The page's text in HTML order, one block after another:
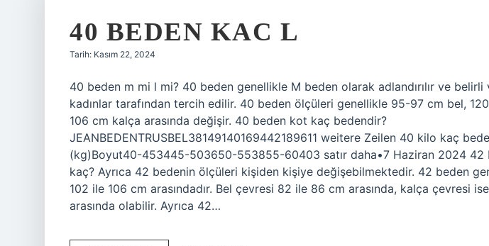
40 BEDEN KAC L
Tarih: Kasım 22, 2024
40 beden m mi l mi? 40 beden genellikle M beden olarak adlandırılır ve
kadınlar tarafından tercih edilir. 40 beden ölçüleri genellikle 95-97 cm bel,
106 cm kalça arasında değişir. 40 beden kot kaç bedendir?
JEANBEDENTRUSBEL38149140169442189611 weitere Zeilen 40 kilo kaç
(kg)Boyut40-453445-503650-553855-60403 satır daha•7 Haziran 2024 42
kaç? Ayrıca 42 bedenin ölçüleri kişiden kişiye değişebilmektedir. 42 beden
102 ile 106 cm arasındadır. Bel çevresi 82 ​​ile 86 cm arasında, kalça çevresi
arasında olabilir. Ayrıca 42…